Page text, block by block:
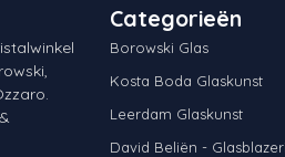
Categorieën
Borowski Glas
Kosta Boda Glaskunst
Leerdam Glaskunst
David Beliën -